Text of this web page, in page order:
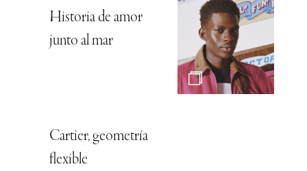
Historia de amor
junto al mar
Cartier, geometría
flexible